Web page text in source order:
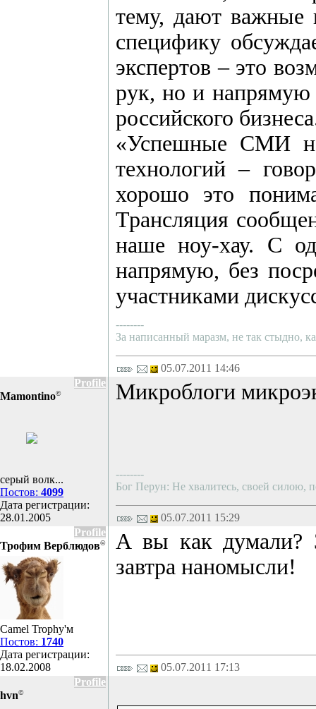
тему, дают важные
специфику
экспертов – это
рук, но и напрямую
российского
«Успешные СМИ не
технологий –
хорошо это
Трансляция
наше ноу-хау. С
напрямую, без
участниками
--------
За написанный маразм, не так стыдно,
05.07.2011 14:46
Profile
Mamontino©
серый волк...
Постов: 4099
Дата регистрации:
28.01.2005
Микроблоги
--------
Бог Перун: Не хвалитесь, своей силою,
05.07.2011 15:29
Profile
Трофим Верблюдов©
Camel Trophy'м
Постов: 1740
Дата регистрации:
18.02.2008
А вы как думали?
завтра наномысли!
05.07.2011 17:13
Profile
hvn©